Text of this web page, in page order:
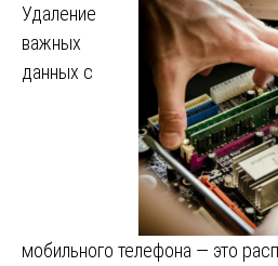
Удаление
важных
данных с
мобильного телефона — это